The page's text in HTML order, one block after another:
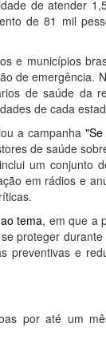
de atender
de 81 mil
e municípios
de emergência.
de saúde da
de cada
a campanha
de saúde
um conjunto
em rádios e
tema, em que a
proteger
preventivas e
por até um